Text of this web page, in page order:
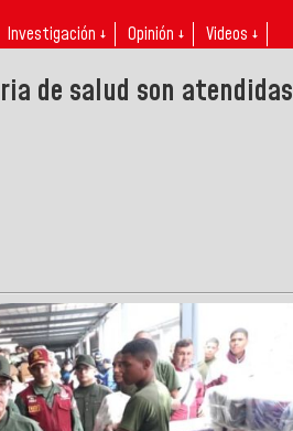
Investigación ↓ Opinión ↓ Videos ↓
de salud son atendidas